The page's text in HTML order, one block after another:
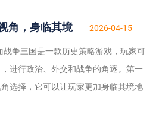
角，身临其境 2026-04-15
战争三国是一款历史策略游戏，玩家可
进行政治、外交和战争的角逐。第一
选择，它可以让玩家更加身临其境地